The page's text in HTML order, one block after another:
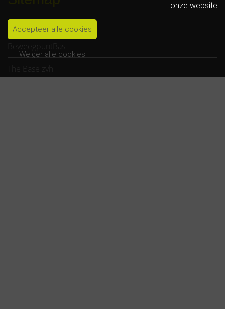
Nieuws
BeweegpuntBas
The Base zvh
onze website
Accepteer alle cookies
Weiger alle cookies